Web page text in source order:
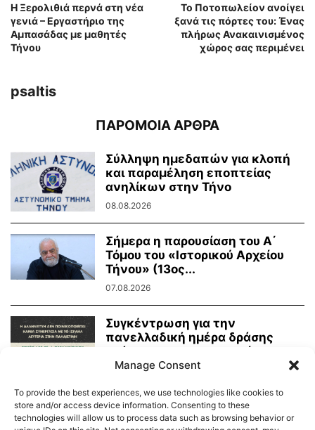
Η Ξερολιθιά περνά στη νέα
γενιά – Εργαστήριο της
Αμπασάδας με μαθητές
Τήνου
Το Ποτοπωλείον ανοίγει
ξανά τις πόρτες του: Ένας
πλήρως Ανακαινισμένος
χώρος σας περιμένει
psaltis
ΠΑΡΟΜΟΙΑ ΑΡΘΡΑ
Σύλληψη ημεδαπών για κλοπή
και παραμέληση εποπτείας
ανηλίκων στην Τήνο
08.08.2026
Σήμερα η παρουσίαση του Α΄
Τόμου του «Ιστορικού Αρχείου
Τήνου» (13ος...
07.08.2026
Συγκέντρωση για την
πανελλαδική ημέρα δράσης
ενάντια στην γενοκτονία στην
Παλαιστίνη
Manage Consent
To provide the best experiences, we use technologies like cookies to
store and/or access device information. Consenting to these
technologies will allow us to process data such as browsing behavior or